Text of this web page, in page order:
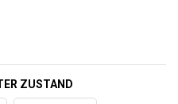
ZUSTAND